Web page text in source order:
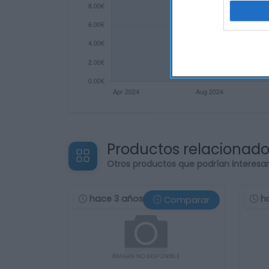
Productos
Otros productos que podrían
hace 3 años Comparar